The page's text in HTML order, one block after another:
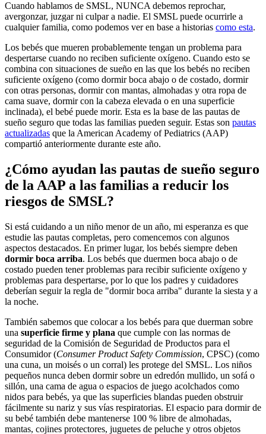
Cuando hablamos de SMSL, NUNCA debemos reprochar,
avergonzar, juzgar ni culpar a nadie. El SMSL puede ocurrirle a
cualquier familia, como podemos ver en base a historias como esta.
Los bebés que mueren probablemente tengan un problema para
despertarse cuando no reciben suficiente oxígeno. Cuando esto se
combina con situaciones de sueño en las que los bebés no reciben
suficiente oxígeno (como dormir boca abajo o de costado, dormir
con otras personas, dormir con mantas, almohadas y otra ropa de
cama suave, dormir con la cabeza elevada o en una superficie
inclinada), el bebé puede morir. Esta es la base de las pautas de
sueño seguro que todas las familias pueden seguir. Estas son pautas
actualizadas que la American Academy of Pediatrics (AAP)
compartió anteriormente durante este año.
¿Cómo ayudan las pautas de sueño seguro
de la AAP a las familias a reducir los
riesgos de SMSL?
Si está cuidando a un niño menor de un año, mi esperanza es que
estudie las pautas completas, pero comencemos con algunos
aspectos destacados. En primer lugar, los bebés siempre deben
dormir boca arriba. Los bebés que duermen boca abajo o de
costado pueden tener problemas para recibir suficiente oxígeno y
problemas para despertarse, por lo que los padres y cuidadores
deberían seguir la regla de "dormir boca arriba" durante la siesta y a
la noche.
También sabemos que colocar a los bebés para que duerman sobre
una superficie firme y plana que cumple con las normas de
seguridad de la Comisión de Seguridad de Productos para el
Consumidor (Consumer Product Safety Commission, CPSC) (como
una cuna, un moisés o un corral) les protege del SMSL. Los niños
pequeños nunca deben dormir sobre un edredón mullido, un sofá o
sillón, una cama de agua o espacios de juego acolchados como
nidos para bebés, ya que las superficies blandas pueden obstruir
fácilmente su nariz y sus vías respiratorias. El espacio para dormir de
su bebé también debe mantenerse 100 % libre de almohadas,
mantas, cojines protectores, juguetes de peluche y otros objetos